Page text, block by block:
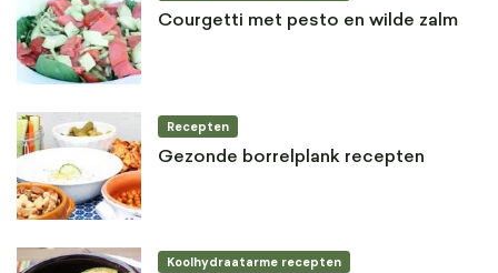
Courgetti met pesto en wilde zalm
Recepten
Gezonde borrelplank recepten
Koolhydraatarme recepten